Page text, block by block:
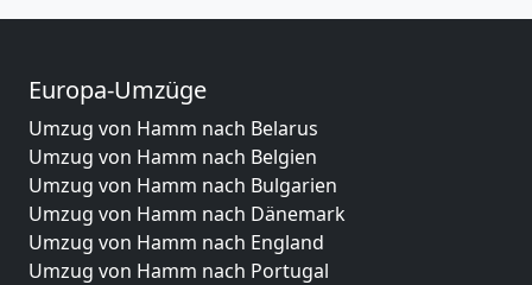
Europa-Umzüge
Umzug von Hamm nach Belarus
Umzug von Hamm nach Belgien
Umzug von Hamm nach Bulgarien
Umzug von Hamm nach Dänemark
Umzug von Hamm nach England
Umzug von Hamm nach Portugal